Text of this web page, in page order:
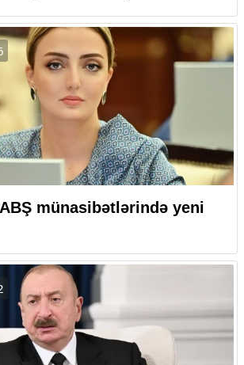
münasibətlərində yeni